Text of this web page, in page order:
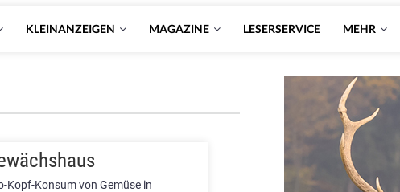
KLEINANZEIGEN MAGAZINE LESERSERVICE MEHR
Kopf-Konsum von Gemüse in